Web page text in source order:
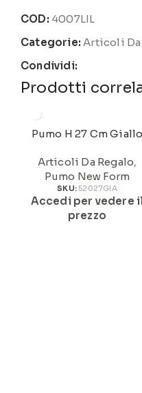
COD: 4007LIL
Categorie: Articoli Da
Condividi:
Prodotti
Pumo H 27 Cm Giallo
Articoli Da Regalo,
Pumo New Form
SKU:52027GIA
Accedi per vedere
prezzo